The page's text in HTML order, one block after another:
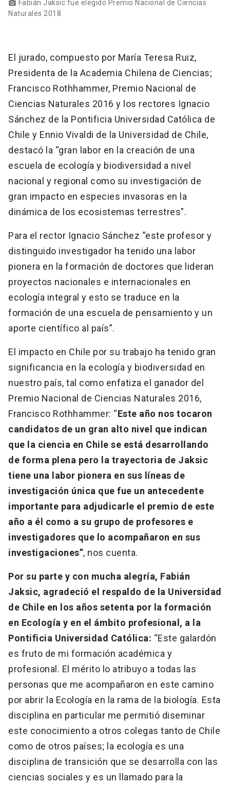
photo_camera Fabián Jaksic fue elegido Premio Nacional de Ciencias
Naturales 2018.
El jurado, compuesto por María Teresa Ruiz,
Presidenta de la Academia Chilena de Ciencias;
Francisco Rothhammer, Premio Nacional de
Ciencias Naturales 2016 y los rectores Ignacio
Sánchez de la Pontificia Universidad Católica de
Chile y Ennio Vivaldi de la Universidad de Chile,
destacó la “gran labor en la creación de una
escuela de ecología y biodiversidad a nivel
nacional y regional como su investigación de
gran impacto en especies invasoras en la
dinámica de los ecosistemas terrestres”.
Para el rector Ignacio Sánchez “este profesor y
distinguido investigador ha tenido una labor
pionera en la formación de doctores que lideran
proyectos nacionales e internacionales en
ecología integral y esto se traduce en la
formación de una escuela de pensamiento y un
aporte científico al país”.
El impacto en Chile por su trabajo ha tenido gran
significancia en la ecología y biodiversidad en
nuestro país, tal como enfatiza el ganador del
Premio Nacional de Ciencias Naturales 2016,
Francisco Rothhammer: “Este año nos tocaron
candidatos de un gran alto nivel que indican
que la ciencia en Chile se está desarrollando
de forma plena pero la trayectoria de Jaksic
tiene una labor pionera en sus líneas de
investigación única que fue un antecedente
importante para adjudicarle el premio de este
año a él como a su grupo de profesores e
investigadores que lo acompañaron en sus
investigaciones”, nos cuenta.
Por su parte y con mucha alegría, Fabián
Jaksic, agradeció el respaldo de la Universidad
de Chile en los años setenta por la formación
en Ecología y en el ámbito profesional, a la
Pontificia Universidad Católica: “Este galardón
es fruto de mi formación académica y
profesional. El mérito lo atribuyo a todas las
personas que me acompañaron en este camino
por abrir la Ecología en la rama de la biología. Esta
disciplina en particular me permitió diseminar
este conocimiento a otros colegas tanto de Chile
como de otros países; la ecología es una
disciplina de transición que se desarrolla con las
ciencias sociales y es un llamado para la